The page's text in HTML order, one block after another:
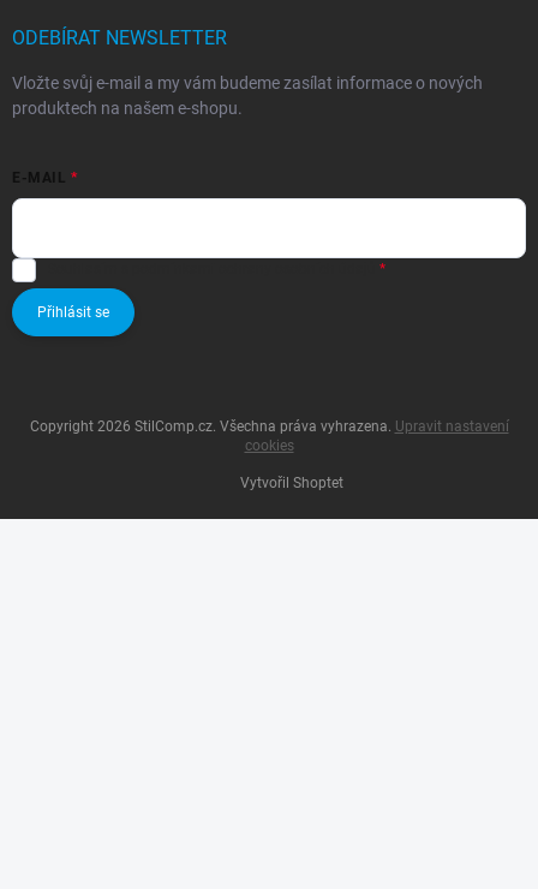
ODEBÍRAT NEWSLETTER
Vložte svůj e-mail a my vám budeme zasílat informace o nových
produktech na našem e-shopu.
E-MAIL
Přihlásit se
Vytvořil Shoptet
Copyright 2026 StilComp.cz. Všechna práva vyhrazena. Upravit nastavení
cookies